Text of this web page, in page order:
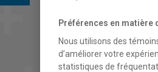
Préférences en matière
Nous utilisons des
d’améliorer votre
statistiques de